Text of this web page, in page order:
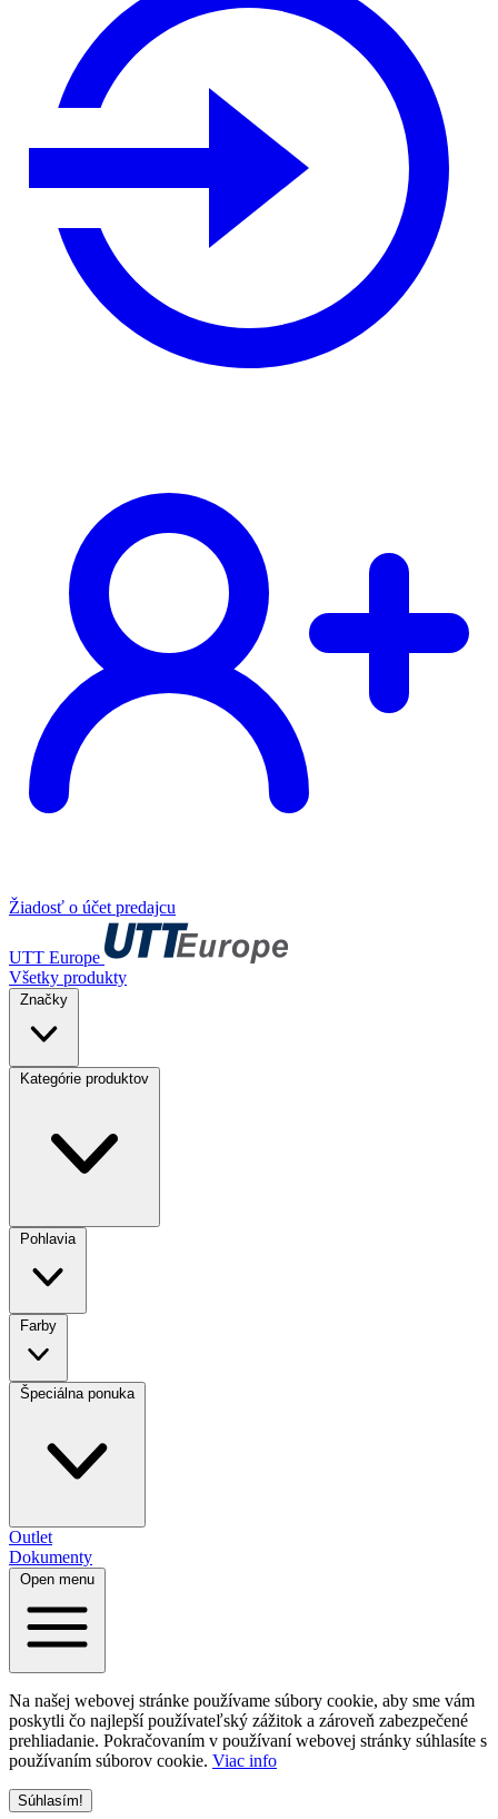
Žiadosť o účet predajcu
UTT Europe
Všetky produkty
Značky
Kategórie produktov
Pohlavia
Farby
Špeciálna ponuka
Outlet
Dokumenty
Open menu
Na našej webovej stránke používame súbory cookie, aby sme vám
poskytli čo najlepší používateľský zážitok a zároveň zabezpečené
prehliadanie. Pokračovaním v používaní webovej stránky súhlasíte s
používaním súborov cookie. Viac info
Súhlasím!